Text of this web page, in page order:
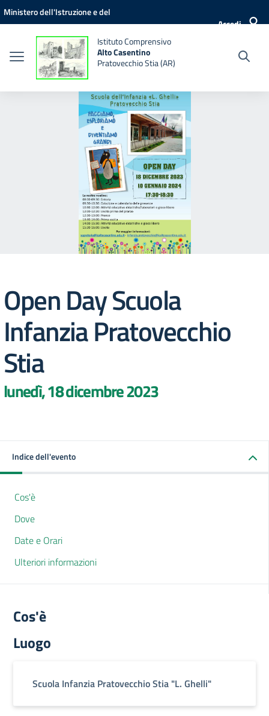
Vai ai contenuti
Vai al menu di navigazione
Vai al footer
Ministero dell'Istruzione e del
Accedi
Istituto Comprensivo
Alto Casentino
Pratovecchio Stia (AR)
Open Day Scuola
Infanzia Pratovecchio
Stia
lunedì, 18 dicembre 2023
Indice dell'evento
Cos'è
Dove
Date e Orari
Ulteriori informazioni
Cos'è
Luogo
Scuola Infanzia Pratovecchio Stia "L. Ghelli"